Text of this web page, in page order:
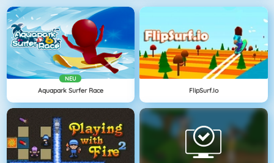
NEU
Aquapark Surfer Race FlipSurf.io